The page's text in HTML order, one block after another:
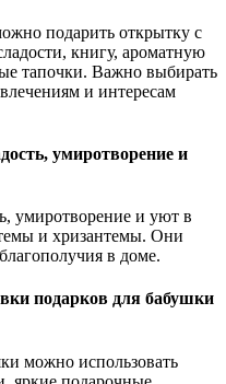
подарить открытку с
книгу, ароматную
тапочки. Важно выбирать
и интересам
умиротворение и
умиротворение и уют в
и хризантемы. Они
в доме.
подарков для бабушки
можно использовать